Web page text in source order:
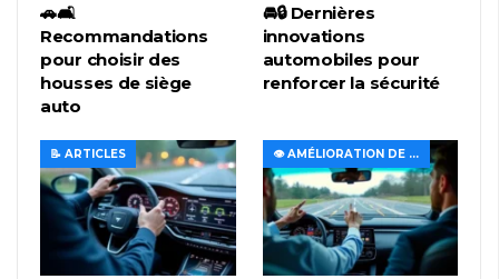
🚗🛋️
Recommandations
pour choisir des
housses de siège
auto
🚘🔒 Dernières
innovations
automobiles pour
renforcer la sécurité
📝 ARTICLES 👁️ AMÉLIORATION DE LA VISIBILITÉ ET DE L'ÉCLAIRAGE